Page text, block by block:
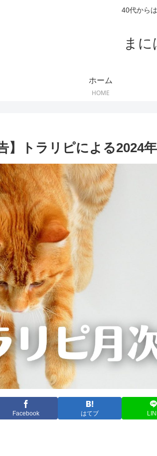
40代から
ま
ホーム
HOME
】トラリピによる2024
Facebook はてブ